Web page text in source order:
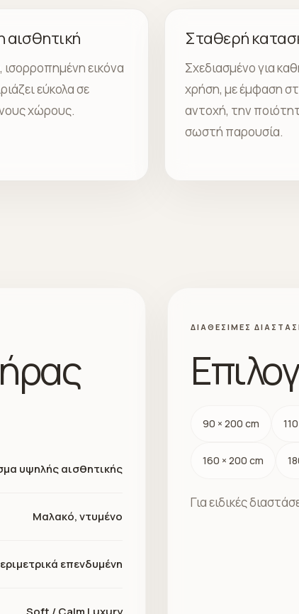
εικόνα
εύκολα σε
χώρους.
Σταθερή
Σχεδιασμένο για
χρήση, με έμφαση
αντοχή, την
σωστή παρουσία.
υψηλής αισθητικής
Μαλακό, ντυμένο
επενδυμένη
ΔΙΑΘΈΣΙΜΕΣ
90 × 200 cm
160 × 200 cm
Για ειδικές